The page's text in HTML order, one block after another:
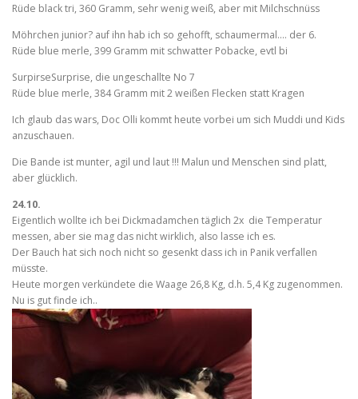
Rüde black tri, 360 Gramm, sehr wenig weiß, aber mit Milchschnüss
Möhrchen junior? auf ihn hab ich so gehofft, schaumermal…. der 6.
Rüde blue merle, 399 Gramm mit schwatter Pobacke, evtl bi
SurpirseSurprise, die ungeschallte No 7
Rüde blue merle, 384 Gramm mit 2 weißen Flecken statt Kragen
Ich glaub das wars, Doc Olli kommt heute vorbei um sich Muddi und Kids
anzuschauen.
Die Bande ist munter, agil und laut !!! Malun und Menschen sind platt,
aber glücklich.
24.10.
Eigentlich wollte ich bei Dickmadamchen täglich 2x die Temperatur
messen, aber sie mag das nicht wirklich, also lasse ich es.
Der Bauch hat sich noch nicht so gesenkt dass ich in Panik verfallen
müsste.
Heute morgen verkündete die Waage 26,8 Kg, d.h. 5,4 Kg zugenommen.
Nu is gut finde ich..